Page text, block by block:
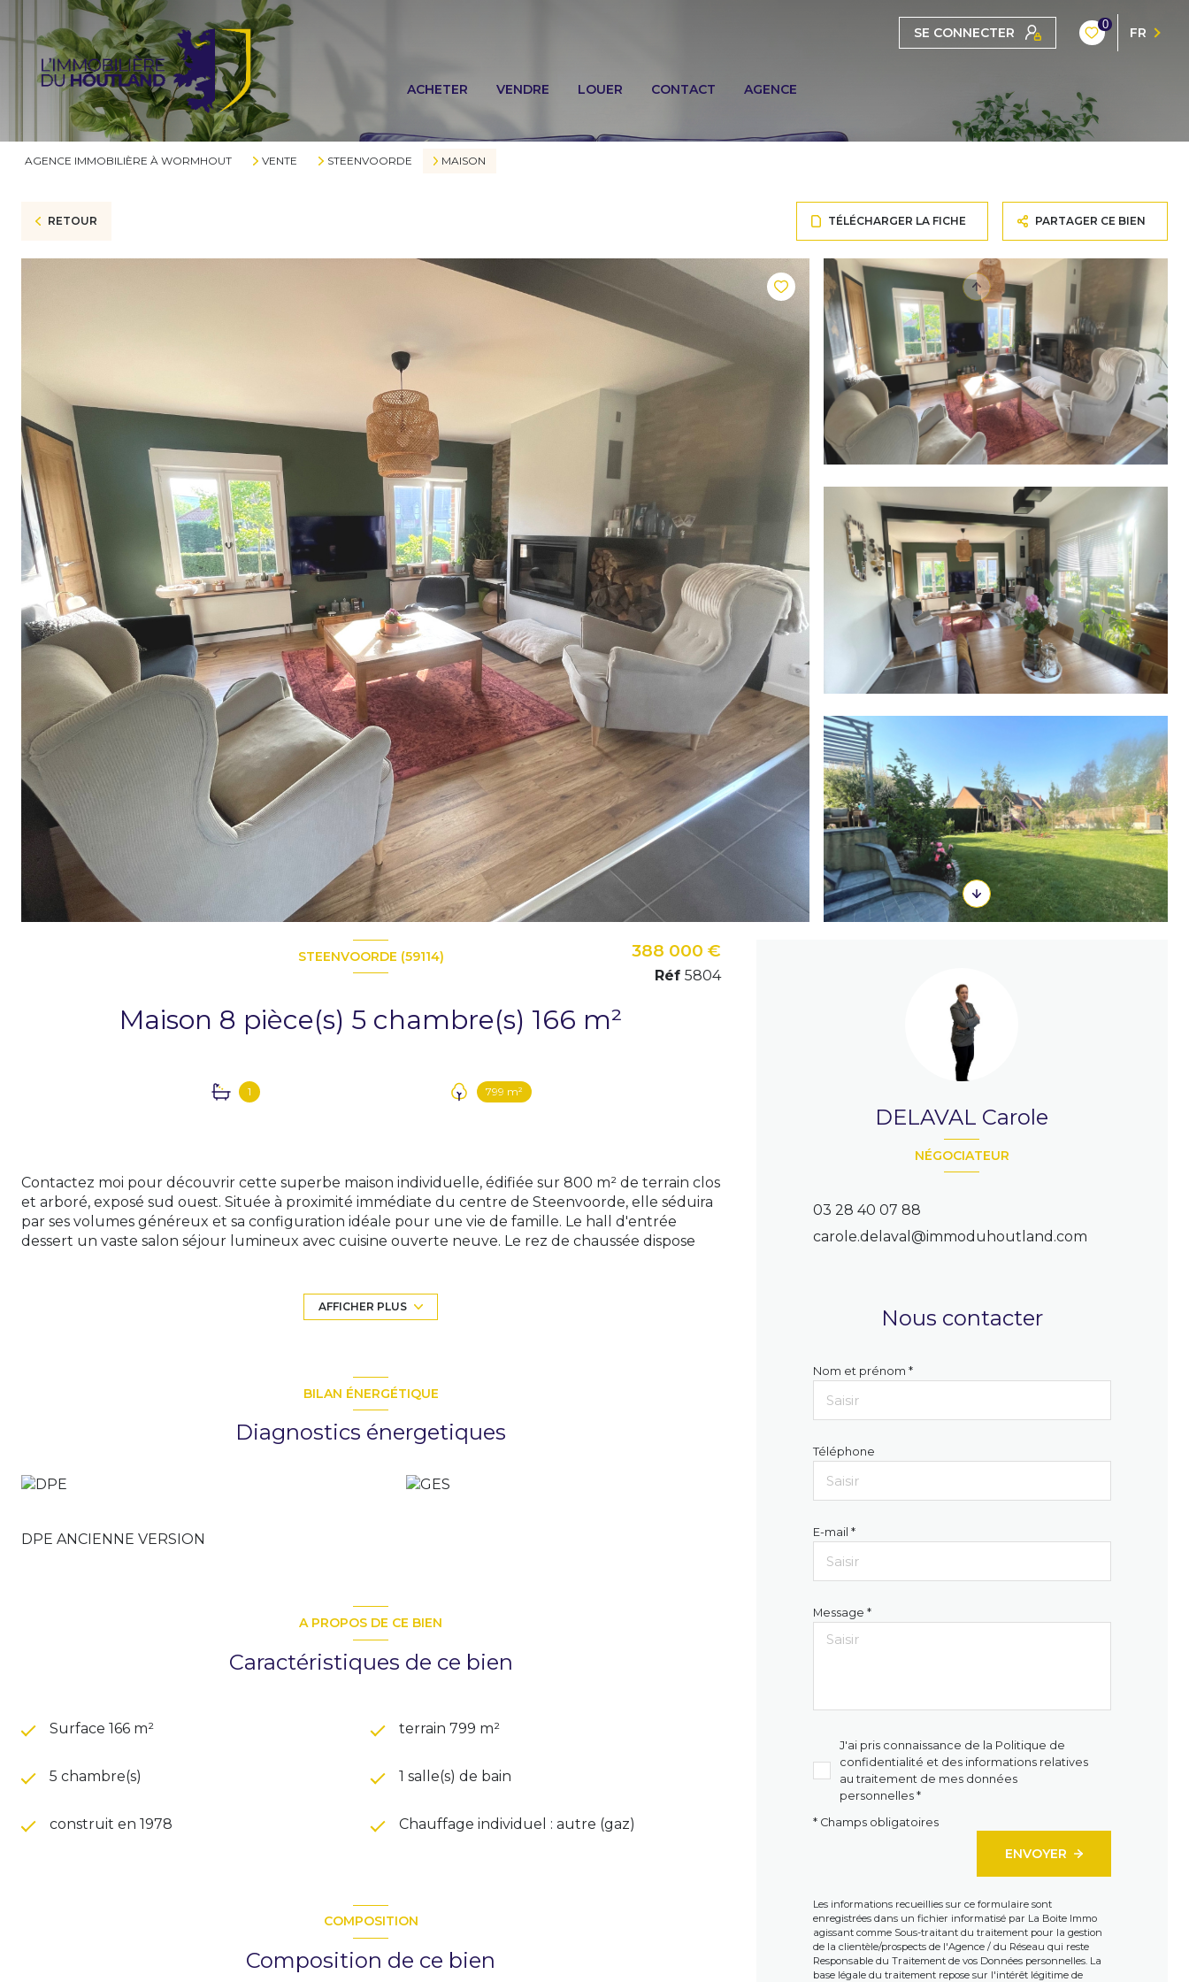
SE CONNECTER
0
FR
ACHETER VENDRE LOUER CONTACT AGENCE
AGENCE IMMOBILIÈRE À WORMHOUT VENTE STEENVOORDE MAISON
RETOUR TÉLÉCHARGER LA FICHE PARTAGER CE BIEN
STEENVOORDE (59114)
Maison 8 pièce(s) 5 chambre(s) 166 m²
1 799 m²
388 000 €
Réf 5804
Contactez moi pour découvrir cette superbe maison individuelle, édifiée sur 800 m² de terrain clos
et arboré, exposé sud ouest. Située à proximité immédiate du centre de Steenvoorde, elle séduira
par ses volumes généreux et sa configuration idéale pour une vie de famille. Le hall d'entrée
dessert un vaste salon séjour lumineux avec cuisine ouverte neuve. Le rez de chaussée dispose
se sport et de détente, atelier et garage. Entièrement rénovée avec soin, cette maison aliie confort,
modernité et prestations de qualité. Un véritable coup de coeur à visiter sans tarder. Contactez
AFFICHER PLUS
BILAN ÉNERGÉTIQUE
Diagnostics énergetiques
DPE ANCIENNE VERSION
A PROPOS DE CE BIEN
Caractéristiques de ce bien
Surface 166 m² terrain 799 m²
5 chambre(s) 1 salle(s) de bain
construit en 1978 Chauffage individuel : autre (gaz)
COMPOSITION
Composition de ce bien
NÉGOCIATEUR
DELAVAL Carole
03 28 40 07 88
carole.delaval@immoduhoutland.com
Nous contacter
Nom et prénom *
Téléphone
E-mail *
Message *
J'ai pris connaissance de la Politique de
confidentialité et des informations relatives
au traitement de mes données
personnelles *
* Champs obligatoires
ENVOYER
Les informations recueillies sur ce formulaire sont
enregistrées dans un fichier informatisé par La Boite Immo
agissant comme Sous-traitant du traitement pour la gestion
de la clientèle/prospects de l'Agence / du Réseau qui reste
Responsable du Traitement de vos Données personnelles. La
base légale du traitement repose sur l'intérêt légitime de